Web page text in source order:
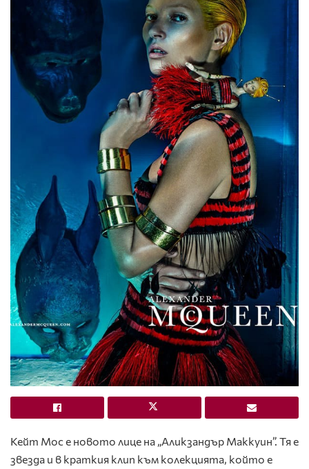
Кейт Мос е новото лице на „Аликзандър Маккуин”. Тя е
звезда и в краткия клип към колекцията, който е